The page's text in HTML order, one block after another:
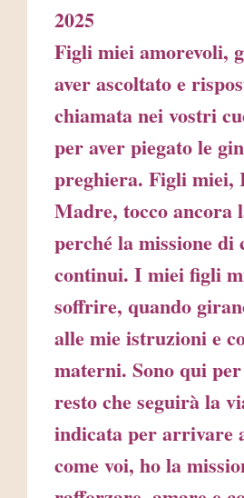
2025
Figli miei amorevoli,
aver ascoltato e
chiamata nei vostri
per aver piegato le
preghiera. Figli miei,
Madre, tocco ancora
perché la missione di
continui. I miei figli
soffrire, quando
alle mie istruzioni e
materni. Sono qui
resto che seguirà la
indicata per arrivare
come voi, ho la